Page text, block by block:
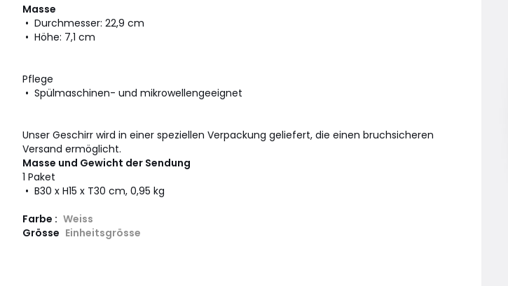
Masse
• Durchmesser: 22,9 cm
• Höhe: 7,1 cm
Pflege
• Spülmaschinen- und mikrowellengeeignet
Unser Geschirr wird in einer speziellen Verpackung geliefert, die einen bruchsicheren
Versand ermöglicht.
Masse und Gewicht der Sendung
1 Paket
• B30 x H15 x T30 cm, 0,95 kg
Farbe : Weiss
Grösse Einheitsgrösse